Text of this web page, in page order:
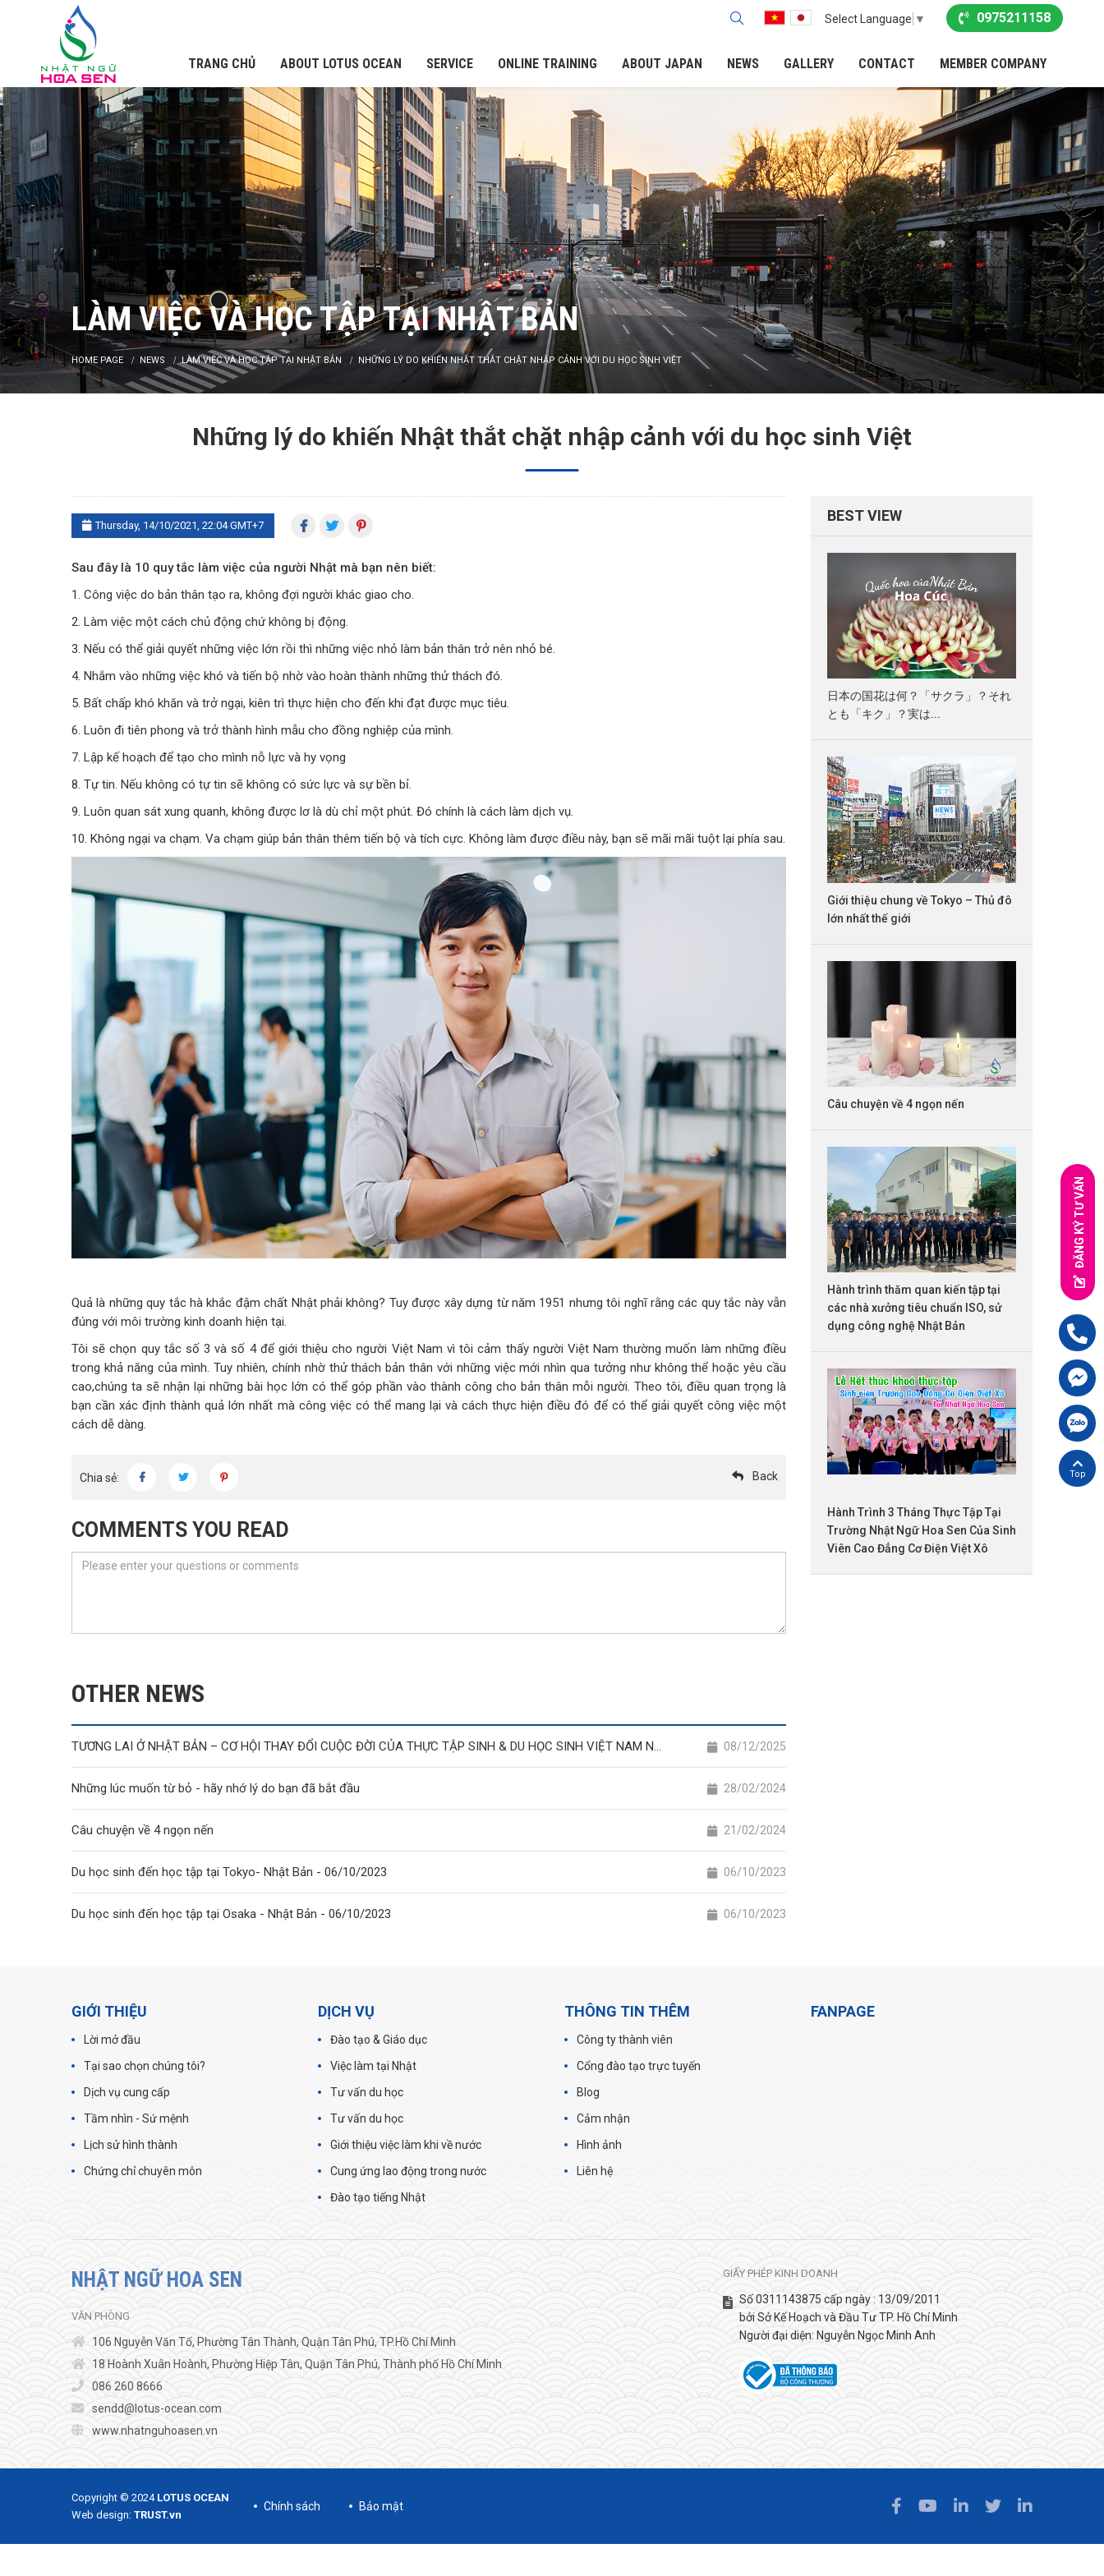
Select Language ▼ 0975211158
TRANG CHỦ ABOUT LOTUS OCEAN SERVICE ONLINE TRAINING ABOUT JAPAN NEWS GALLERY CONTACT MEMBER COMPANY
LÀM VIỆC VÀ HỌC TẬP TẠI NHẬT BẢN
HOME PAGE NEWS LÀM VIỆC VÀ HỌC TẬP TẠI NHẬT BẢN NHỮNG LÝ DO KHIẾN NHẬT THẮT CHẶT NHẬP CẢNH VỚI DU HỌC SINH VIỆT
Những lý do khiến Nhật thắt chặt nhập cảnh với du học sinh Việt
Thursday, 14/10/2021, 22:04 GMT+7
Sau đây là 10 quy tắc làm việc của người Nhật mà bạn nên biết:
1. Công việc do bản thân tạo ra, không đợi người khác giao cho.
2. Làm việc một cách chủ động chứ không bị động.
3. Nếu có thể giải quyết những việc lớn rồi thì những việc nhỏ làm bản thân trở nên nhỏ bé.
4. Nhắm vào những việc khó và tiến bộ nhờ vào hoàn thành những thử thách đó.
5. Bất chấp khó khăn và trở ngại, kiên trì thực hiện cho đến khi đạt được mục tiêu.
6. Luôn đi tiên phong và trở thành hình mẫu cho đồng nghiệp của mình.
7. Lập kế hoạch để tạo cho mình nỗ lực và hy vọng
8. Tự tin. Nếu không có tự tin sẽ không có sức lực và sự bền bỉ.
9. Luôn quan sát xung quanh, không được lơ là dù chỉ một phút. Đó chính là cách làm dịch vụ.
10. Không ngại va chạm. Va chạm giúp bản thân thêm tiến bộ và tích cực. Không làm được điều này, bạn sẽ mãi mãi tuột lại phía sau.
Quả là những quy tắc hà khắc đậm chất Nhật phải không? Tuy được xây dựng từ năm 1951 nhưng tôi nghĩ rằng các quy tắc này vẫn
đúng với môi trường kinh doanh hiện tại.
Tôi sẽ chọn quy tắc số 3 và số 4 để giới thiệu cho người Việt Nam vì tôi cảm thấy người Việt Nam thường muốn làm những điều
trong khả năng của mình. Tuy nhiên, chính nhờ thử thách bản thân với những việc mới nhìn qua tưởng như không thể hoặc yêu cầu
cao,chúng ta sẽ nhận lại những bài học lớn có thể góp phần vào thành công cho bản thân mỗi người. Theo tôi, điều quan trọng là
bạn cần xác định thành quả lớn nhất mà công việc có thể mang lại và cách thực hiện điều đó để có thể giải quyết công việc một
cách dễ dàng.
Chia sẻ: Back
COMMENTS YOU READ
OTHER NEWS
TƯƠNG LAI Ở NHẬT BẢN – CƠ HỘI THAY ĐỔI CUỘC ĐỜI CỦA THỰC TẬP SINH & DU HỌC SINH VIỆT NAM NĂM 2025 08/12/2025
Những lúc muốn từ bỏ - hãy nhớ lý do bạn đã bắt đầu 28/02/2024
Câu chuyện về 4 ngọn nến 21/02/2024
Du học sinh đến học tập tại Tokyo- Nhật Bản - 06/10/2023 06/10/2023
Du học sinh đến học tập tại Osaka - Nhật Bản - 06/10/2023 06/10/2023
BEST VIEW
日本の国花は何？「サクラ」？それ
とも「キク」？実は...
Giới thiệu chung về Tokyo – Thủ đô
lớn nhất thế giới
Câu chuyện về 4 ngọn nến
Hành trình thăm quan kiến tập tại
các nhà xưởng tiêu chuẩn ISO, sử
dụng công nghệ Nhật Bản
Hành Trình 3 Tháng Thực Tập Tại
Trường Nhật Ngữ Hoa Sen Của Sinh
Viên Cao Đẳng Cơ Điện Việt Xô
GIỚI THIỆU
Lời mở đầu
Tại sao chọn chúng tôi?
Dịch vụ cung cấp
Tầm nhìn - Sứ mệnh
Lịch sử hình thành
Chứng chỉ chuyên môn
DỊCH VỤ
Đào tạo & Giáo dục
Việc làm tại Nhật
Tư vấn du học
Tư vấn du học
Giới thiệu việc làm khi về nước
Cung ứng lao động trong nước
Đào tạo tiếng Nhật
THÔNG TIN THÊM
Công ty thành viên
Cổng đào tạo trực tuyến
Blog
Cảm nhận
Hình ảnh
Liên hệ
FANPAGE
NHẬT NGỮ HOA SEN
VĂN PHÒNG
106 Nguyễn Văn Tố, Phường Tân Thành, Quận Tân Phú, TP.Hồ Chí Minh
18 Hoành Xuân Hoành, Phường Hiệp Tân, Quận Tân Phú, Thành phố Hồ Chí Minh
086 260 8666
sendd@lotus-ocean.com
www.nhatnguhoasen.vn
GIẤY PHÉP KINH DOANH
Số 0311143875 cấp ngày : 13/09/2011
bởi Sở Kế Hoạch và Đầu Tư TP. Hồ Chí Minh
Người đại diện: Nguyễn Ngọc Minh Anh
Copyright © 2024 LOTUS OCEAN
Web design: TRUST.vn
Chính sách Bảo mật
ĐĂNG KÝ TƯ VẤN
Hotline:
Chát FB
Chát Zalo
Back top